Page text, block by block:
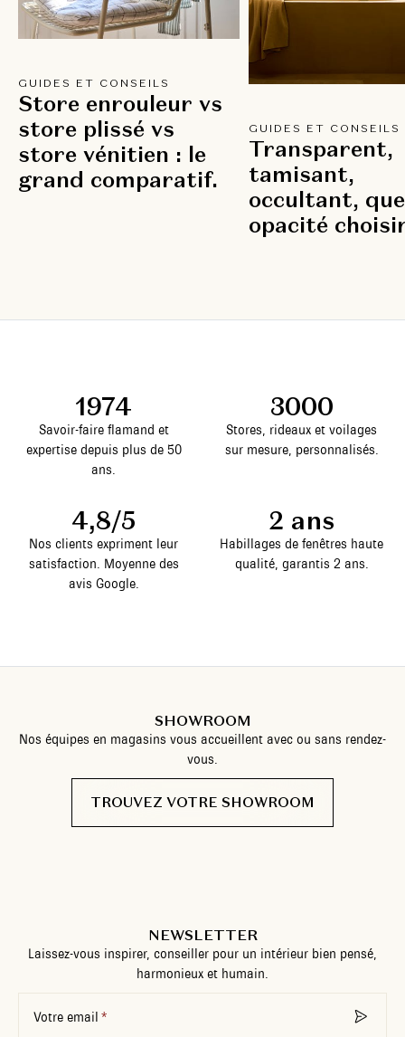
GUIDES ET CONSEILS
Store enrouleur vs
store plissé vs
store vénitien : le
grand comparatif.
GUIDES ET CONSEILS
Transparent,
tamisant,
occultant,
opacité
1974
Savoir-faire flamand et
expertise depuis plus de 50
ans.
3000
Stores, rideaux et voilages
sur mesure, personnalisés.
4,8/5
Nos clients expriment leur
satisfaction. Moyenne des
avis Google.
2 ans
Habillages de fenêtres haute
qualité, garantis 2 ans.
SHOWROOM
Nos équipes en magasins vous accueillent avec ou sans rendez-
vous.
TROUVEZ VOTRE SHOWROOM
NEWSLETTER
Laissez-vous inspirer, conseiller pour un intérieur bien pensé,
harmonieux et humain.
Votre email